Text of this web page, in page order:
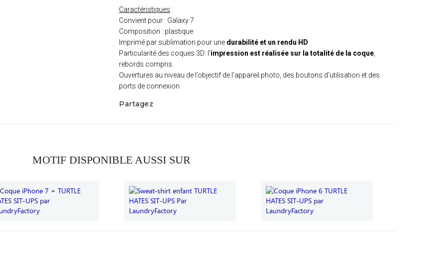
Caractéristiques :
Convient pour : Galaxy 7
Composition : plastique
Imprimé par sublimation pour une durabilité et un rendu HD
Particularité des coques 3D: l'impression est réalisée sur la totalité de la coque
rebords compris.
Ouvertures au niveau de l’objectif de l’appareil photo, des boutons d’utilisation et des
ports de connexion
Partagez
MOTIF DISPONIBLE AUSSI SUR